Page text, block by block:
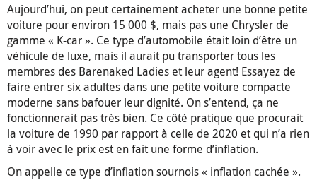
Aujourd’hui, on peut certainement acheter une bonne petite
voiture pour environ 15 000 $, mais pas une Chrysler de
gamme « K-car ». Ce type d’automobile était loin d’être un
véhicule de luxe, mais il aurait pu transporter tous les
membres des Barenaked Ladies et leur agent! Essayez de
faire entrer six adultes dans une petite voiture compacte
moderne sans bafouer leur dignité. On s’entend, ça ne
fonctionnerait pas très bien. Ce côté pratique que procurait
la voiture de 1990 par rapport à celle de 2020 et qui n’a rien
à voir avec le prix est en fait une forme d’inflation.
On appelle ce type d’inflation sournois « inflation cachée ».